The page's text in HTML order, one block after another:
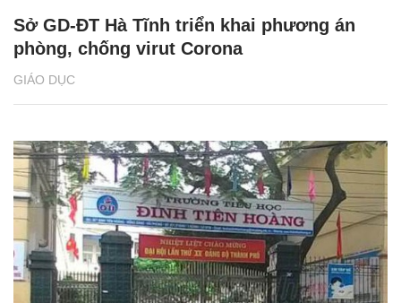
GIÁO DỤC
Sở GD-ĐT Hà Tĩnh triển khai phương án
phòng, chống virut Corona